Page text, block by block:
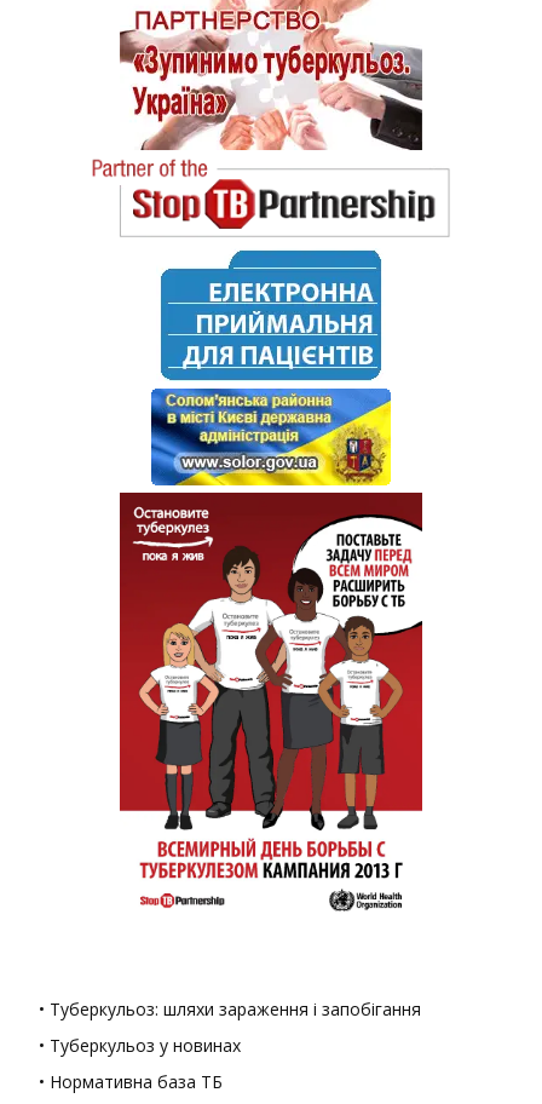
• Туберкульоз: шляхи зараження і запобігання
• Туберкульоз у новинах
• Нормативна база ТБ